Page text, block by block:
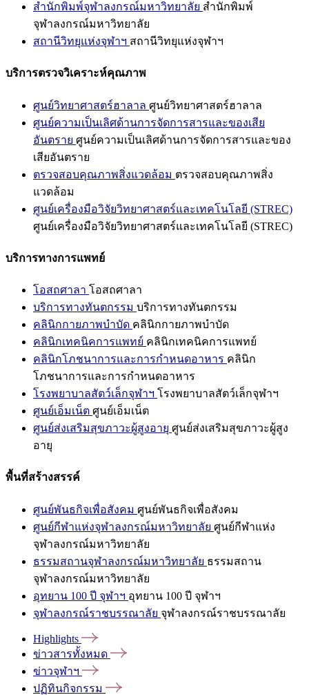
สำนักพิมพ์จุฬาลงกรณ์มหาวิทยาลัย สำนักพิมพ์
จุฬาลงกรณ์มหาวิทยาลัย
สถานีวิทยุแห่งจุฬาฯ สถานีวิทยุแห่งจุฬาฯ
บริการตรวจวิเคราะห์คุณภาพ
ศูนย์วิทยาศาสตร์ฮาลาล ศูนย์วิทยาศาสตร์ฮาลาล
ศูนย์ความเป็นเลิศด้านการจัดการสารและของเสีย
อันตราย ศูนย์ความเป็นเลิศด้านการจัดการสารและของ
เสียอันตราย
ตรวจสอบคุณภาพสิ่งแวดล้อม ตรวจสอบคุณภาพสิ่ง
แวดล้อม
ศูนย์เครื่องมือวิจัยวิทยาศาสตร์และเทคโนโลยี (STREC)
ศูนย์เครื่องมือวิจัยวิทยาศาสตร์และเทคโนโลยี (STREC)
บริการทางการแพทย์
โอสถศาลา โอสถศาลา
บริการทางทันตกรรม บริการทางทันตกรรม
คลินิกกายภาพบำบัด คลินิกกายภาพบำบัด
คลินิกเทคนิคการแพทย์ คลินิกเทคนิคการแพทย์
คลินิกโภชนาการและการกำหนดอาหาร คลินิก
โภชนาการและการกำหนดอาหาร
โรงพยาบาลสัตว์เล็กจุฬาฯ โรงพยาบาลสัตว์เล็กจุฬาฯ
ศูนย์เอ็มเน็ต ศูนย์เอ็มเน็ต
ศูนย์ส่งเสริมสุขภาวะผู้สูงอายุ ศูนย์ส่งเสริมสุขภาวะผู้สูง
อายุ
พื้นที่สร้างสรรค์
ศูนย์พันธกิจเพื่อสังคม ศูนย์พันธกิจเพื่อสังคม
ศูนย์กีฬาแห่งจุฬาลงกรณ์มหาวิทยาลัย ศูนย์กีฬาแห่ง
จุฬาลงกรณ์มหาวิทยาลัย
ธรรมสถานจุฬาลงกรณ์มหาวิทยาลัย ธรรมสถาน
จุฬาลงกรณ์มหาวิทยาลัย
อุทยาน 100 ปี จุฬาฯ อุทยาน 100 ปี จุฬาฯ
จุฬาลงกรณ์ราชบรรณาลัย จุฬาลงกรณ์ราชบรรณาลัย
Highlights
ข่าวสารทั้งหมด
ข่าวจุฬาฯ
ปฏิทินกิจกรรม